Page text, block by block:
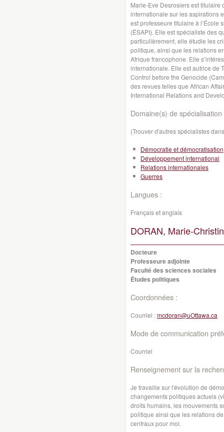
Marie-Eve Desrosiers est
internationale sur les aspirations
est professeure titulaire à l’École
(ÉSAPI). Elle est spécialiste des
particulièrement, elle étudie les
politique, ainsi que les relations
Afrique francophone. Elle
internationale. Elle est autrice de
Control before the Genocide
des revues telles que African
International Relations and
Domaine(s) de spécialisation
(Trouver d'autres spécialistes
Démocratie et démocratisation
Développement international
Relations internationales
Guerres
Langues :
Français et anglais
DORAN, Marie-
Docteure
Professeure adjointe
Faculté des sciences sociales
Études politiques
Coordonnées :
Courriel :mcdoran@uOttawa.ca
Mode de communication
Courriel
Renseignement sur la
Je travaille sur l'évolution de
changements politiques actuels
droits humains, les mouvements
politique ainsi que les relations
centraux pour moi.